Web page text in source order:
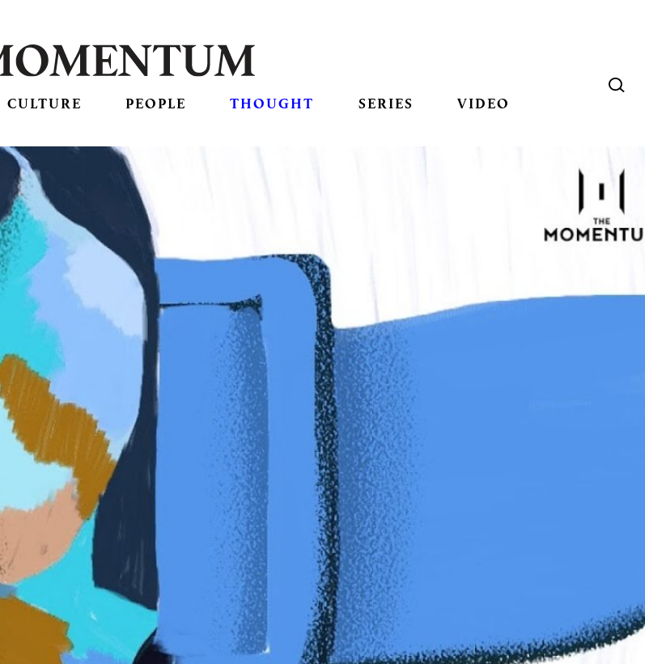
CULTURE PEOPLE THOUGHT SERIES VIDEO